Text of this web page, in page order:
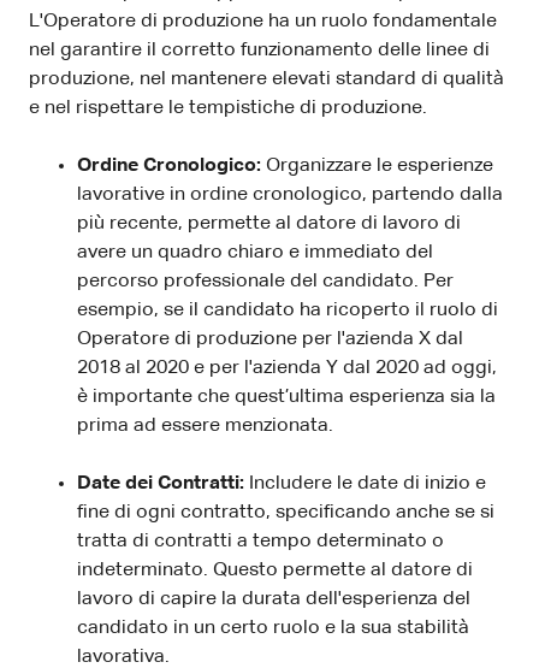
L'Operatore di produzione ha un ruolo fondamentale
nel garantire il corretto funzionamento delle linee di
produzione, nel mantenere elevati standard di qualità
e nel rispettare le tempistiche di produzione.
Ordine Cronologico: Organizzare le esperienze
lavorative in ordine cronologico, partendo dalla
più recente, permette al datore di lavoro di
avere un quadro chiaro e immediato del
percorso professionale del candidato. Per
esempio, se il candidato ha ricoperto il ruolo di
Operatore di produzione per l'azienda X dal
2018 al 2020 e per l'azienda Y dal 2020 ad oggi,
è importante che quest’ultima esperienza sia la
prima ad essere menzionata.
Date dei Contratti: Includere le date di inizio e
fine di ogni contratto, specificando anche se si
tratta di contratti a tempo determinato o
indeterminato. Questo permette al datore di
lavoro di capire la durata dell'esperienza del
candidato in un certo ruolo e la sua stabilità
lavorativa.